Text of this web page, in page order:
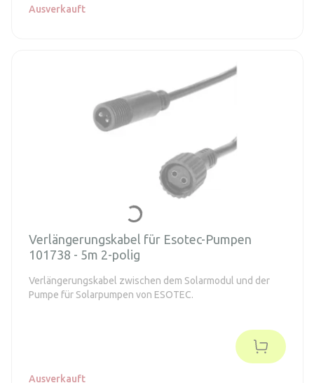
Ausverkauft
Verlängerungskabel für Esotec-Pumpen
101738 - 5m 2-polig
Verlängerungskabel zwischen dem Solarmodul und der
Pumpe für Solarpumpen von ESOTEC.
Ausverkauft